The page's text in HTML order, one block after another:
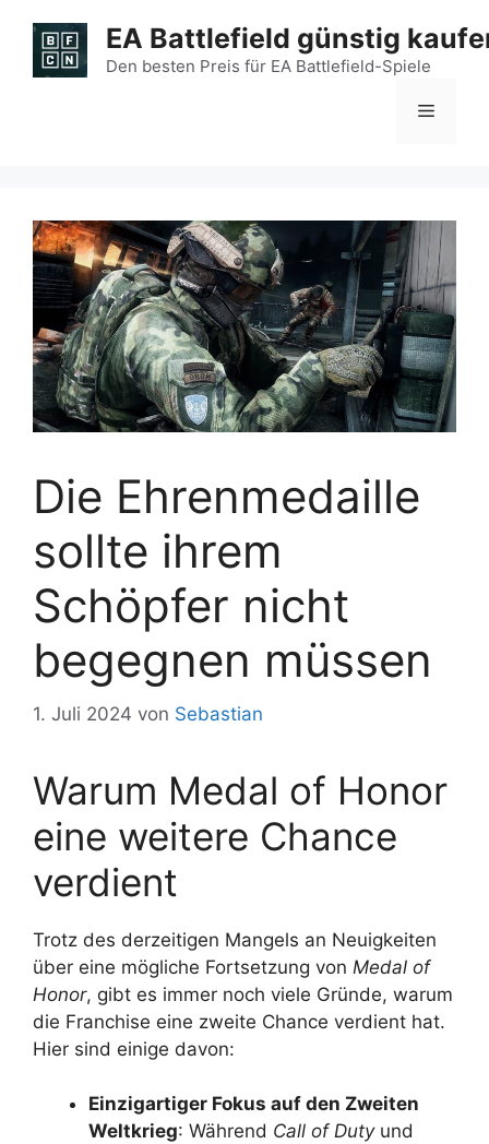
Inhalt
springen
EA Battlefield günstig
Den besten Preis für EA Battlefield-Spiele
Menü
Die Ehrenmedaille
sollte ihrem
Schöpfer nicht
begegnen müssen
1. Juli 2024 von Sebastian
Warum Medal of Honor
eine weitere Chance
verdient
Trotz des derzeitigen Mangels an Neuigkeiten
über eine mögliche Fortsetzung von Medal of
Honor, gibt es immer noch viele Gründe, warum
die Franchise eine zweite Chance verdient hat.
Hier sind einige davon:
Einzigartiger Fokus auf den Zweiten
Weltkrieg: Während Call of Dutyund